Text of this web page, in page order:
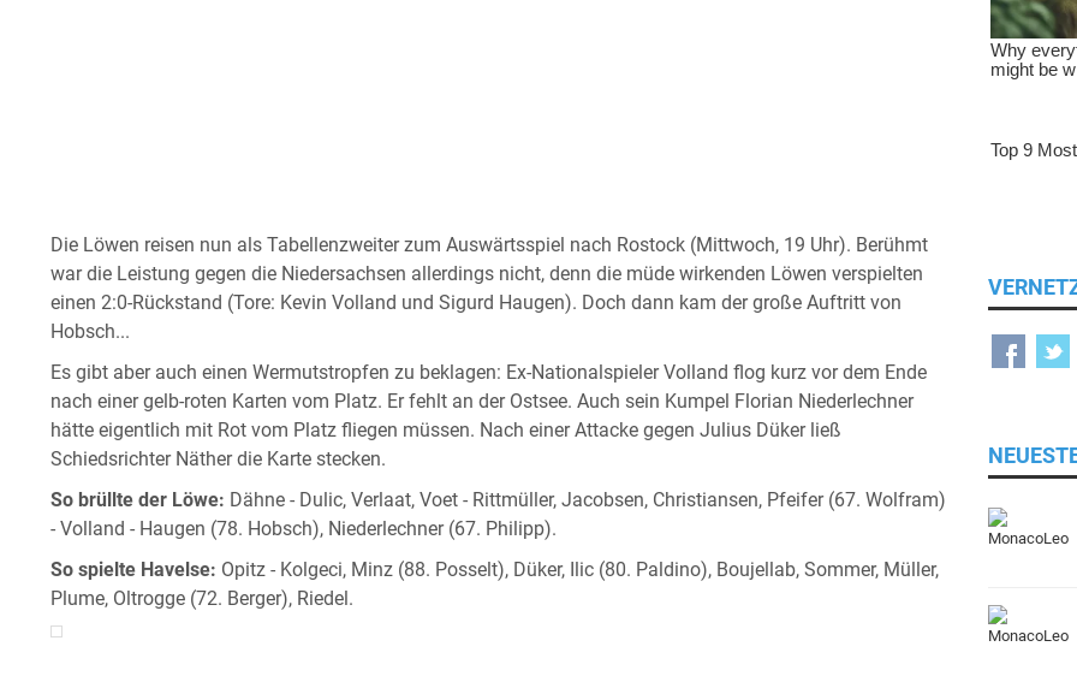
Die Löwen reisen nun als Tabellenzweiter zum Auswärtsspiel nach Rostock (Mittwoch, 19 Uhr). Berühmt
war die Leistung gegen die Niedersachsen allerdings nicht, denn die müde wirkenden Löwen verspielten
einen 2:0-Rückstand (Tore: Kevin Volland und Sigurd Haugen). Doch dann kam der große Auftritt von
Hobsch...
Es gibt aber auch einen Wermutstropfen zu beklagen: Ex-Nationalspieler Volland flog kurz vor dem Ende
nach einer gelb-roten Karten vom Platz. Er fehlt an der Ostsee. Auch sein Kumpel Florian Niederlechner
hätte eigentlich mit Rot vom Platz fliegen müssen. Nach einer Attacke gegen Julius Düker ließ
Schiedsrichter Näther die Karte stecken.
So brüllte der Löwe: Dähne - Dulic, Verlaat, Voet - Rittmüller, Jacobsen, Christiansen, Pfeifer (67. Wolfram)
- Volland - Haugen (78. Hobsch), Niederlechner (67. Philipp).
So spielte Havelse: Opitz - Kolgeci, Minz (88. Posselt), Düker, Ilic (80. Paldino), Boujellab, Sommer, Müller,
Plume, Oltrogge (72. Berger), Riedel.